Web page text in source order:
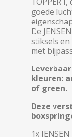
goede
De
stiksels
met
kleuren:
of green.
Deze
1x